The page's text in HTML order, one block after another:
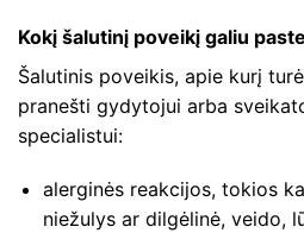
Kokį šalutinį poveikį galiu
Šalutinis poveikis, apie kurį
pranešti gydytojui arba
specialistui:
alerginės reakcijos, tokios
niežulys ar dilgėlinė, veido,